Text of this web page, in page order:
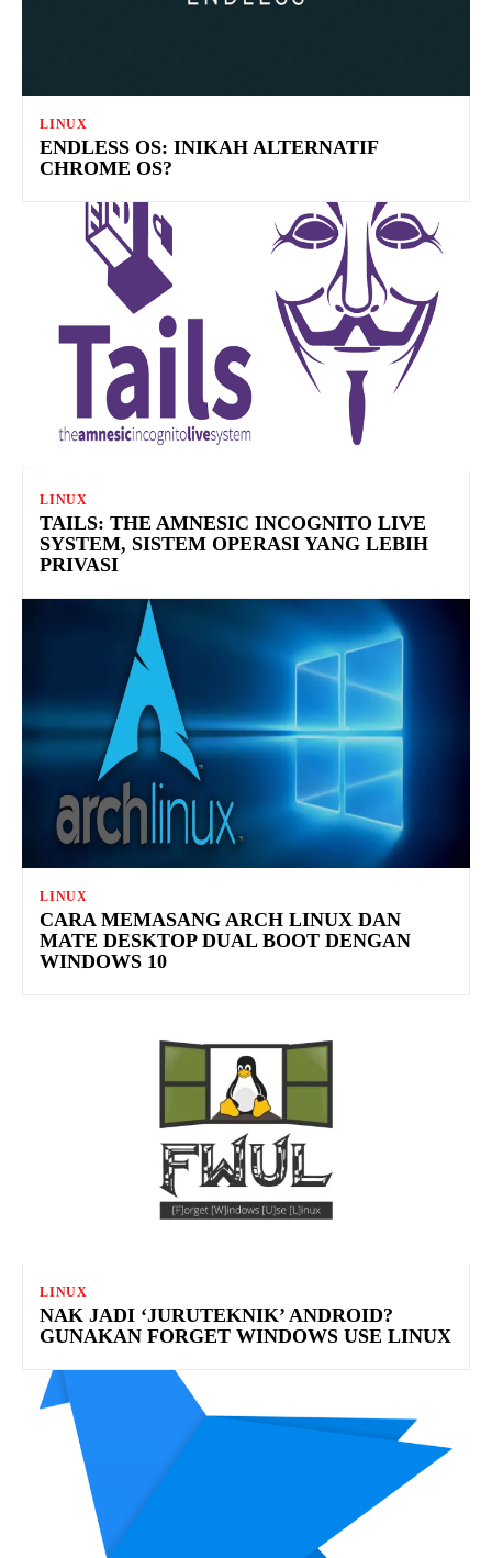
LINUX
ENDLESS OS: INIKAH ALTERNATIF
CHROME OS?
LINUX
TAILS: THE AMNESIC INCOGNITO LIVE
SYSTEM, SISTEM OPERASI YANG LEBIH
PRIVASI
LINUX
CARA MEMASANG ARCH LINUX DAN
MATE DESKTOP DUAL BOOT DENGAN
WINDOWS 10
LINUX
NAK JADI ‘JURUTEKNIK’ ANDROID?
GUNAKAN FORGET WINDOWS USE LINUX